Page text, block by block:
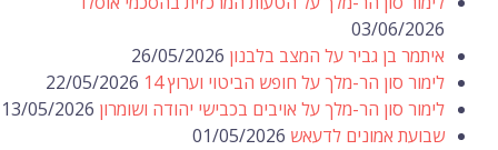
03/06/2026
איתמר בן גביר על המצב בלבנון 26/05/2026
לימור סון הר-מלך על חופש הביטוי וערוץ 14
22/05/2026
לימור סון הר-מלך על אויבים בכבישי יהודה ושומרון 13/05/2026
שבועת אמונים לדעאש 01/05/2026